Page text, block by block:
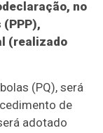
no
(realizado
(PQ), será
de
adotado